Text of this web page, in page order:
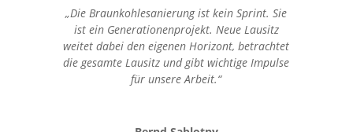
„Die Braunkohlesanierung ist kein Sprint. Sie
ist ein Generationenprojekt. Neue Lausitz
weitet dabei den eigenen Horizont, betrachtet
die gesamte Lausitz und gibt wichtige Impulse
für unsere Arbeit.“